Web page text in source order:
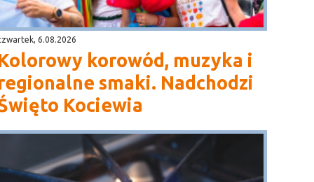
6.08.2026
korowód, muzyka i
smaki. Nadchodzi
Kociewia